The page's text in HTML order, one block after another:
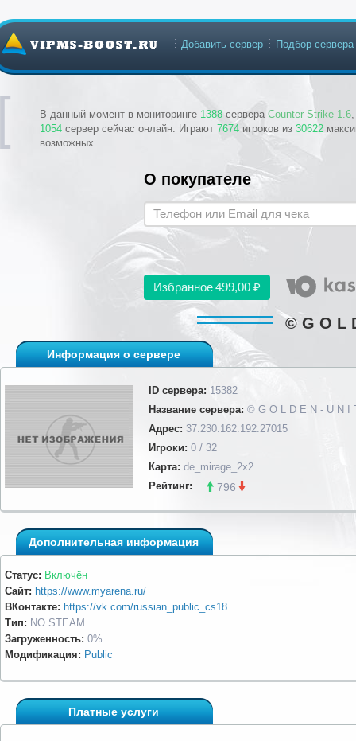
В данный момент в мониторинге 1388 сервера Counter Strike 1.6
1054 сервер сейчас онлайн. Играют 7674 игроков из 30622
возможных.
Добавить сервер Подбор сервера
О покупателе
Избранное499,00 ₽
© G O L
Информация о сервере
ID сервера: 15382
Название сервера: © G O L D E N - U N
Адрес: 37.230.162.192:27015
Игроки: 0 / 32
Карта: de_mirage_2x2
Рейтинг:
796
Дополнительная информация
Статус: Включён
Сайт: https://www.myarena.ru/
ВКонтакте: https://vk.com/russian_public_cs18
Тип: NO STEAM
Загруженность: 0%
Модификация: Public
Платные услуги